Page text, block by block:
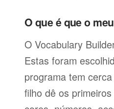
O que é que o
O Vocabulary
Estas foram
programa tem
filho dê os